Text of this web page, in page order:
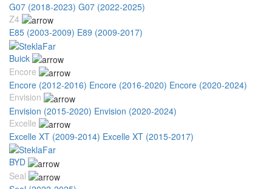
G07 (2018-2023) G07 (2022-2025)
Z4
E85 (2003-2009) E89 (2009-2017)
Buick
Encore
Encore (2012-2016) Encore (2016-2020) Encore (2020-2024)
Envision
Envision (2015-2020) Envision (2020-2024)
Excelle
Excelle XT (2009-2014) Excelle XT (2015-2017)
BYD
Seal